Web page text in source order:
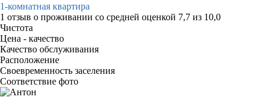
1-комнатная квартира
1 отзыв о проживании со средней оценкой 7,7 из 10,0
Чистота
Цена - качество
Качество обслуживания
Расположение
Своевременность заселения
Соответствие фото